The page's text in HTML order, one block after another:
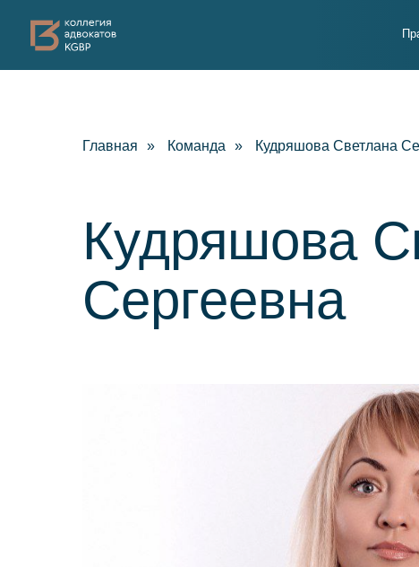
Практики
Главная » Команда » Кудряшова Светлана
Кудряшова
Сергеевна